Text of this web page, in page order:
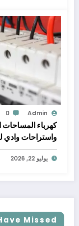
Admin
0
كهرباء
واستراحات وادي
يوليو 22, 2026
Missed